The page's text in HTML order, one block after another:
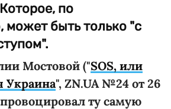
по
может быть только "с
Мостовой ("SOS, или
Украина", ZN.UA №24 от 26
ту самую